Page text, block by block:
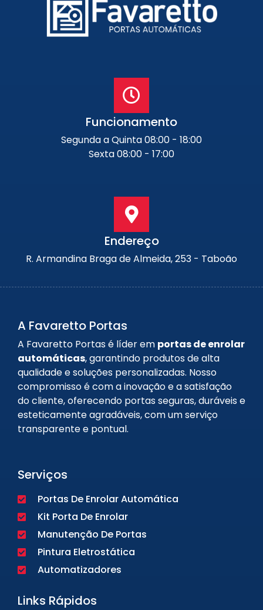
Funcionamento
Segunda a Quinta 08:00 - 18:00
Sexta 08:00 - 17:00
Endereço
R. Armandina Braga de Almeida, 253 - Taboão
A Favaretto Portas
A Favaretto Portas é líder em portas de enrolar
automáticas, garantindo produtos de alta
qualidade e soluções personalizadas. Nosso
compromisso é com a inovação e a satisfação
do cliente, oferecendo portas seguras, duráveis e
esteticamente agradáveis, com um serviço
transparente e pontual.
Serviços
Portas De Enrolar Automática
Kit Porta De Enrolar
Manutenção De Portas
Pintura Eletrostática
Automatizadores
Links Rápidos